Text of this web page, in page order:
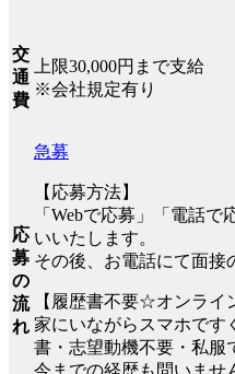
交
通
費
上限30,000円まで支給
※会社規定有り
応
募
の
流
れ
急募
【応募方法】
「Webで応募」「電話
いいたします。
その後、お電話にて面接
【履歴書不要☆オンライ
家にいながらスマホです
書・志望動機不要・私服
今までの経歴も問いませ